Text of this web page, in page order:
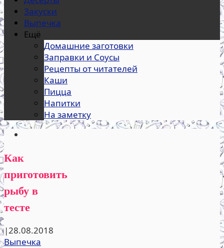
Закуски
Выпечка
Ещё
Домашние заготовки
Заправки и Соусы
Рецепты от читателей
Каши
Пицца
Напитки
На заметку
Как
приготовить
рыбу в
тесте
|28.08.2018
Выпечка